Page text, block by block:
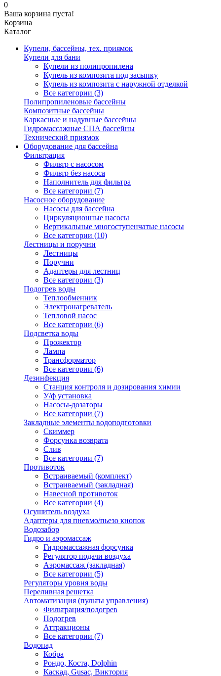
0
Ваша корзина пуста!
Корзина
Каталог
Купели, бассейны, тех. приямок
Купели для бани
Купели из полипропилена
Купель из композита под засыпку
Купель из композита с наружной отделкой
Все категории (3)
Полипропиленовые бассейны
Композитные бассейны
Каркасные и надувные бассейны
Гидромассажные СПА бассейны
Технический приямок
Оборудование для бассейна
Фильтрация
Фильтр с насосом
Фильтр без насоса
Наполнитель для фильтра
Все категории (7)
Насосное оборудование
Насосы для бассейна
Циркуляционные насосы
Вертикальные многоступенчатые насосы
Все категории (10)
Лестницы и поручни
Лестницы
Поручни
Адаптеры для лестниц
Все категории (3)
Подогрев воды
Теплообменник
Электронагреватель
Тепловой насос
Все категории (6)
Подсветка воды
Прожектор
Лампа
Трансформатор
Все категории (6)
Дезинфекция
Станция контроля и дозирования химии
У/ф установка
Насосы-дозаторы
Все категории (7)
Закладные элементы водоподготовки
Скиммер
Форсунка возврата
Слив
Все категории (7)
Противоток
Встраиваемый (комплект)
Встраиваемый (закладная)
Навесной противоток
Все категории (4)
Осушитель воздуха
Адаптеры для пневмо/пьезо кнопок
Водозабор
Гидро и аэромассаж
Гидромассажная форсунка
Регулятор подачи воздуха
Аэромассаж (закладная)
Все категории (5)
Регуляторы уровня воды
Переливная решетка
Автоматизация (пульты управления)
Фильтрация/подогрев
Подогрев
Аттракционы
Все категории (7)
Водопад
Кобра
Рондо, Коста, Dolphin
Каскад, Gusac, Виктория